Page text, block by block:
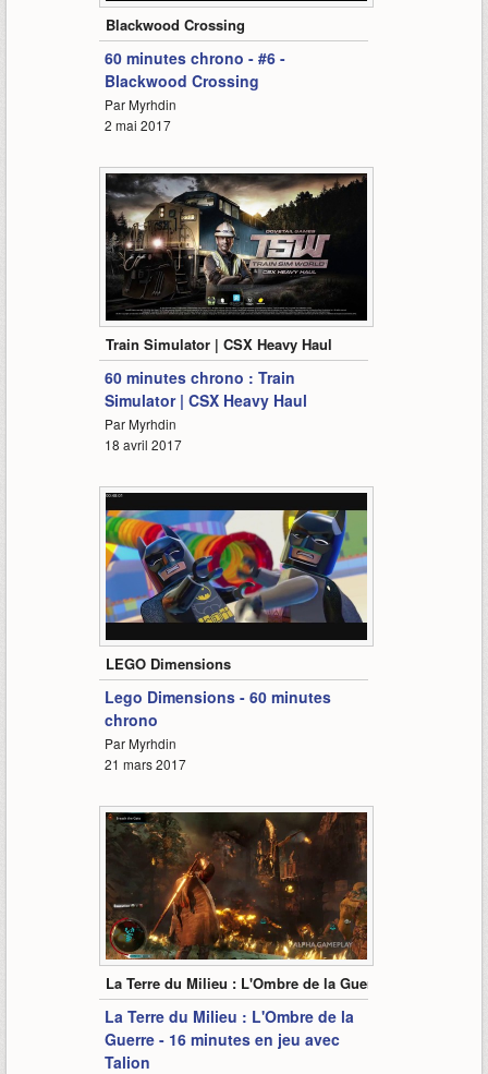
Blackwood Crossing
60 minutes chrono - #6 -
Blackwood Crossing
Par Myrhdin
2 mai 2017
71:28
Train Simulator | CSX Heavy Haul
60 minutes chrono : Train
Simulator | CSX Heavy Haul
Par Myrhdin
18 avril 2017
69:50
LEGO Dimensions
Lego Dimensions - 60 minutes
chrono
Par Myrhdin
21 mars 2017
16:10
La Terre du Milieu : L'Ombre de la Guerre
La Terre du Milieu : L'Ombre de la
Guerre - 16 minutes en jeu avec
Talion